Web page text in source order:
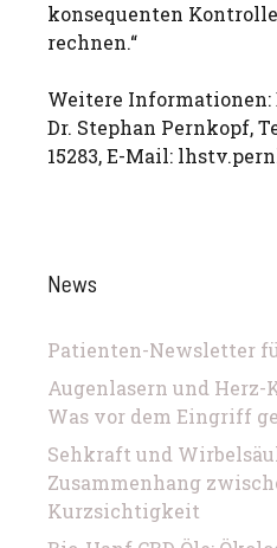
konsequenten
rechnen.“
Weitere Informationen:
Dr. Stephan Pernkopf,
15283, E-Mail:
News
Patienten-Newsletter
Augenlasern und
Was vor dem Eingriff
Sehkraft und
Zusammenhang
Kurzsichtigkeit